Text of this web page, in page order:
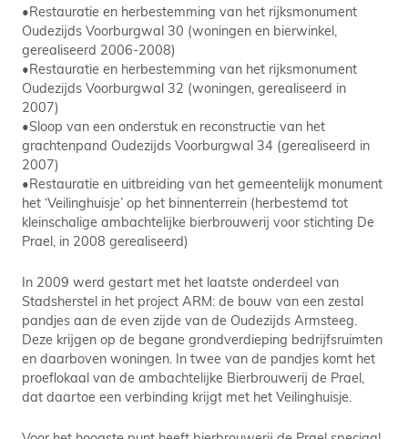
•Restauratie en herbestemming van het rijksmonument
Oudezijds Voorburgwal 30 (woningen en bierwinkel,
gerealiseerd 2006-2008)
•Restauratie en herbestemming van het rijksmonument
Oudezijds Voorburgwal 32 (woningen, gerealiseerd in
2007)
•Sloop van een onderstuk en reconstructie van het
grachtenpand Oudezijds Voorburgwal 34 (gerealiseerd in
2007)
•Restauratie en uitbreiding van het gemeentelijk monument
het ‘Veilinghuisje’ op het binnenterrein (herbestemd tot
kleinschalige ambachtelijke bierbrouwerij voor stichting De
Prael, in 2008 gerealiseerd)
In 2009 werd gestart met het laatste onderdeel van
Stadsherstel in het project ARM: de bouw van een zestal
pandjes aan de even zijde van de Oudezijds Armsteeg.
Deze krijgen op de begane grondverdieping bedrijfsruimten
en daarboven woningen. In twee van de pandjes komt het
proeflokaal van de ambachtelijke Bierbrouwerij de Prael,
dat daartoe een verbinding krijgt met het Veilinghuisje.